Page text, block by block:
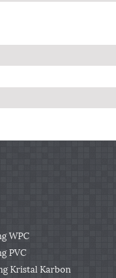
WPC
PVC
Kristal Karbon